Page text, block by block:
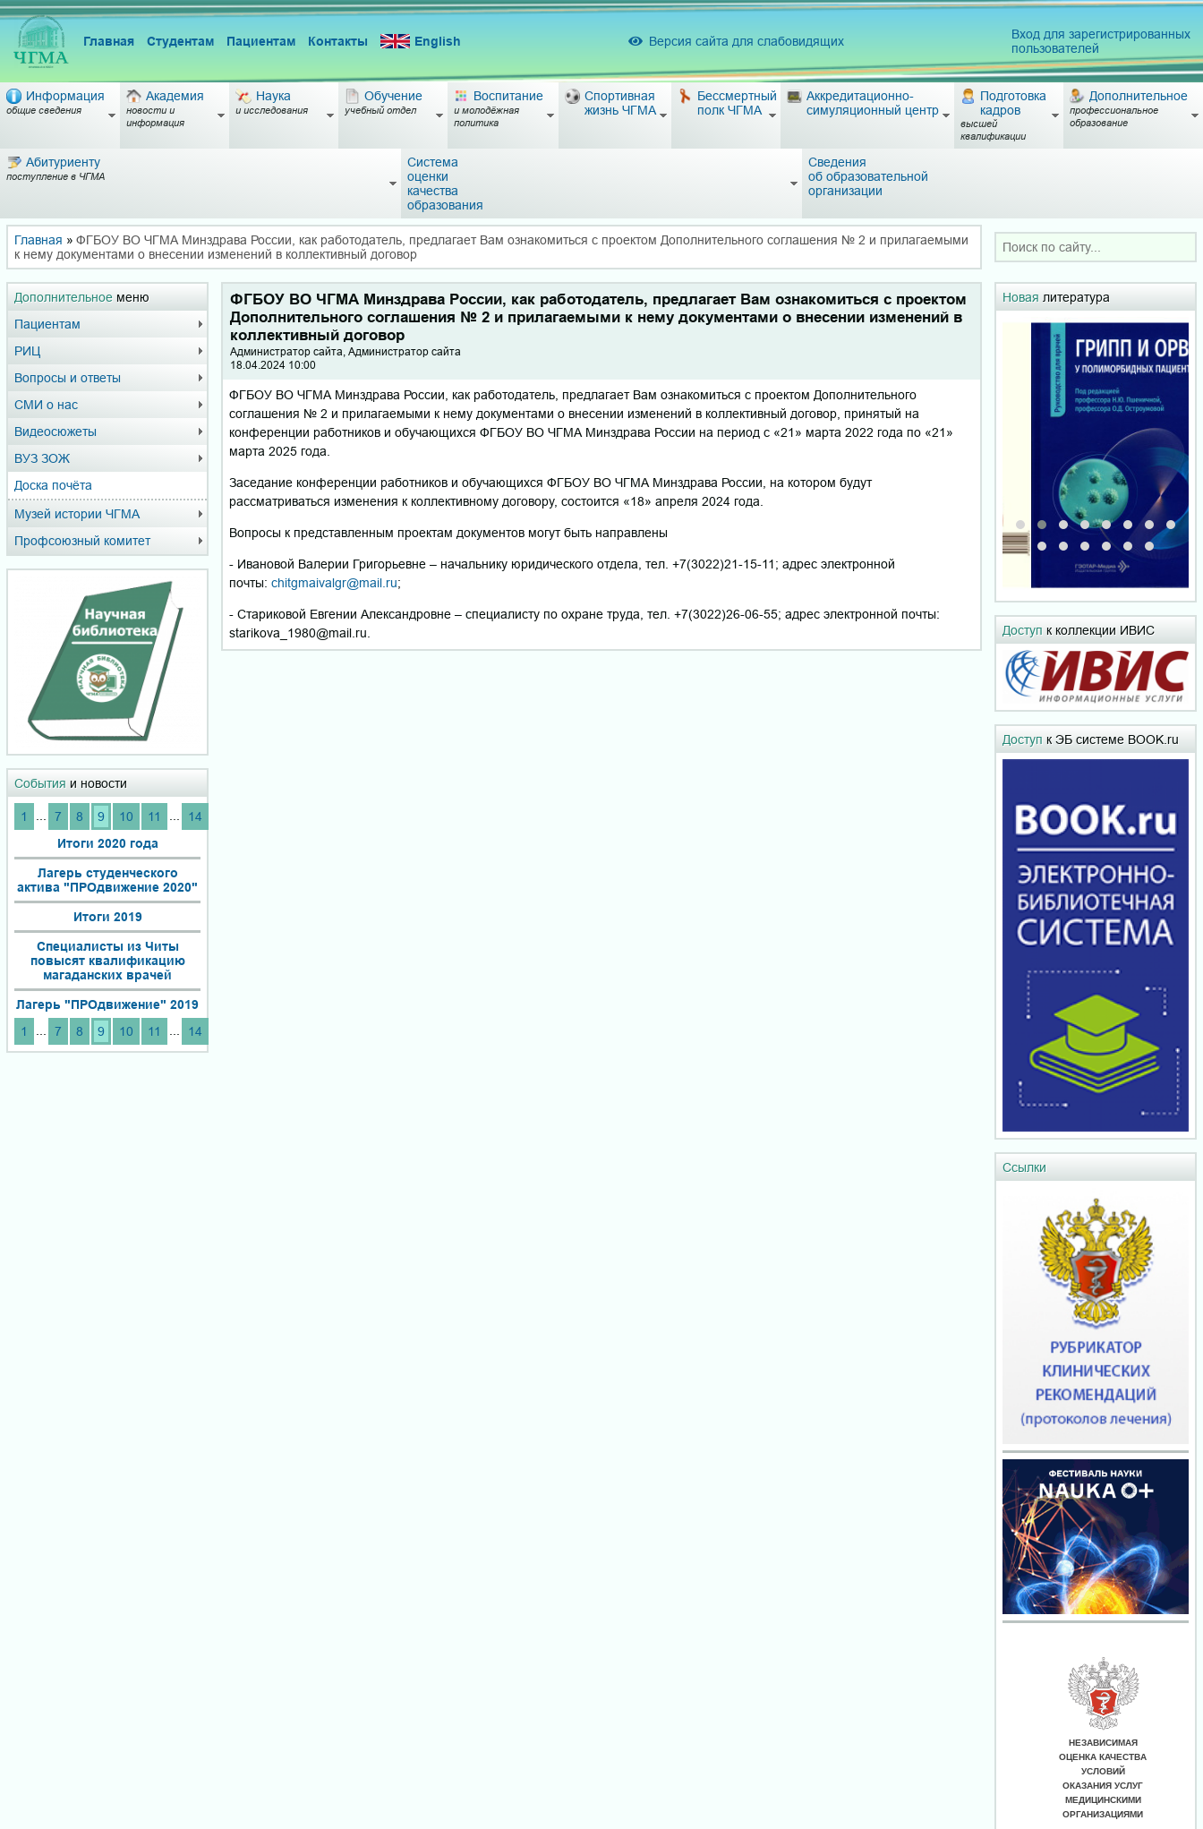
Главная Студентам Пациентам Контакты English Версия сайта для слабовидящих
Вход для зарегистрированных
пользователей
Информация
общие сведения
Академия
новости и
информация
Наука
и исследования
Обучение
учебный отдел
Воспитание
и молодёжная
политика
Спортивная
жизнь ЧГМА
Бессмертный
полк ЧГМА
Аккредитационно-
симуляционный центр
Подготовка
кадров
высшей
квалификации
Дополнительное
профессиональное
образование
Абитуриенту
поступление в ЧГМА
Система
оценки
качества
образования
Сведения
об образовательной
организации
Главная » ФГБОУ ВО ЧГМА Минздрава России, как работодатель, предлагает Вам ознакомиться с проектом Дополнительного соглашения № 2 и прилагаемыми
к нему документами о внесении изменений в коллективный договор
Дополнительное меню
Пациентам
РИЦ
Вопросы и ответы
СМИ о нас
Видеосюжеты
ВУЗ ЗОЖ
Доска почёта
Музей истории ЧГМА
Профсоюзный комитет
События и новости
1 ... 7 8 9 10 11 ...
14
Итоги 2020 года
Лагерь студенческого
актива "ПРОдвижение 2020"
Итоги 2019
Специалисты из Читы
повысят квалификацию
магаданских врачей
Лагерь "ПРОдвижение" 2019
1
... 7 8 9 10 11 ... 14
ФГБОУ ВО ЧГМА Минздрава России, как работодатель, предлагает Вам ознакомиться с проектом
Дополнительного соглашения № 2 и прилагаемыми к нему документами о внесении изменений в
коллективный договор
Администратор сайта, Администратор сайта
18.04.2024 10:00
ФГБОУ ВО ЧГМА Минздрава России, как работодатель, предлагает Вам ознакомиться с проектом Дополнительного
соглашения № 2 и прилагаемыми к нему документами о внесении изменений в коллективный договор, принятый на
конференции работников и обучающихся ФГБОУ ВО ЧГМА Минздрава России на период с «21» марта 2022 года по «21»
марта 2025 года.
Заседание конференции работников и обучающихся ФГБОУ ВО ЧГМА Минздрава России, на котором будут
рассматриваться изменения к коллективному договору, состоится «18» апреля 2024 года.
Вопросы к представленным проектам документов могут быть направлены
- Ивановой Валерии Григорьевне – начальнику юридического отдела, тел. +7(3022)21-15-11; адрес электронной
почты: chitgmaivalgr@mail.ru;
- Стариковой Евгении Александровне – специалисту по охране труда, тел. +7(3022)26-06-55; адрес электронной почты:
starikova_1980@mail.ru.
Новая литература
Доступ к коллекции ИВИС
Доступ к ЭБ системе BOOK.ru
Ссылки